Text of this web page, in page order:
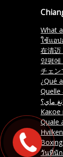
ใช้แอปอ
在清迈
양평에
チェンマイ
¿Qué
Quelle
ماي؟
Какое
Quale app
Hvilken
วันที่นัก